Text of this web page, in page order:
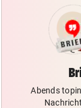
Abends